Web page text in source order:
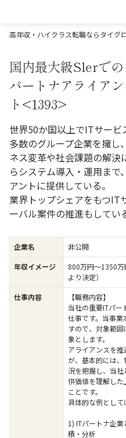
高年収・ハイクラス転職ならタイグ
国内最大級Slerで
パートナアライア
ト<1393>
世界50か国以上でITサービ
多数のグループ企業を擁し
ネス変革や社会課題の解決
らシステム導入・運用ま
アントに提供している。
業界トップシェアをもつIT
ーバル案件の推進もしてい
企業名
非公開
年収イメージ
800万円〜1350
より決定）
仕事内容
【職務内容】
当社の重要ITパー
仕事です。当事
すので、対象範
象とします。
アライアンスを
が、基本的には
況を把握し、当
供価値を理解した
ことです。
具体的な例として
1) ITパートナ企
積・分析